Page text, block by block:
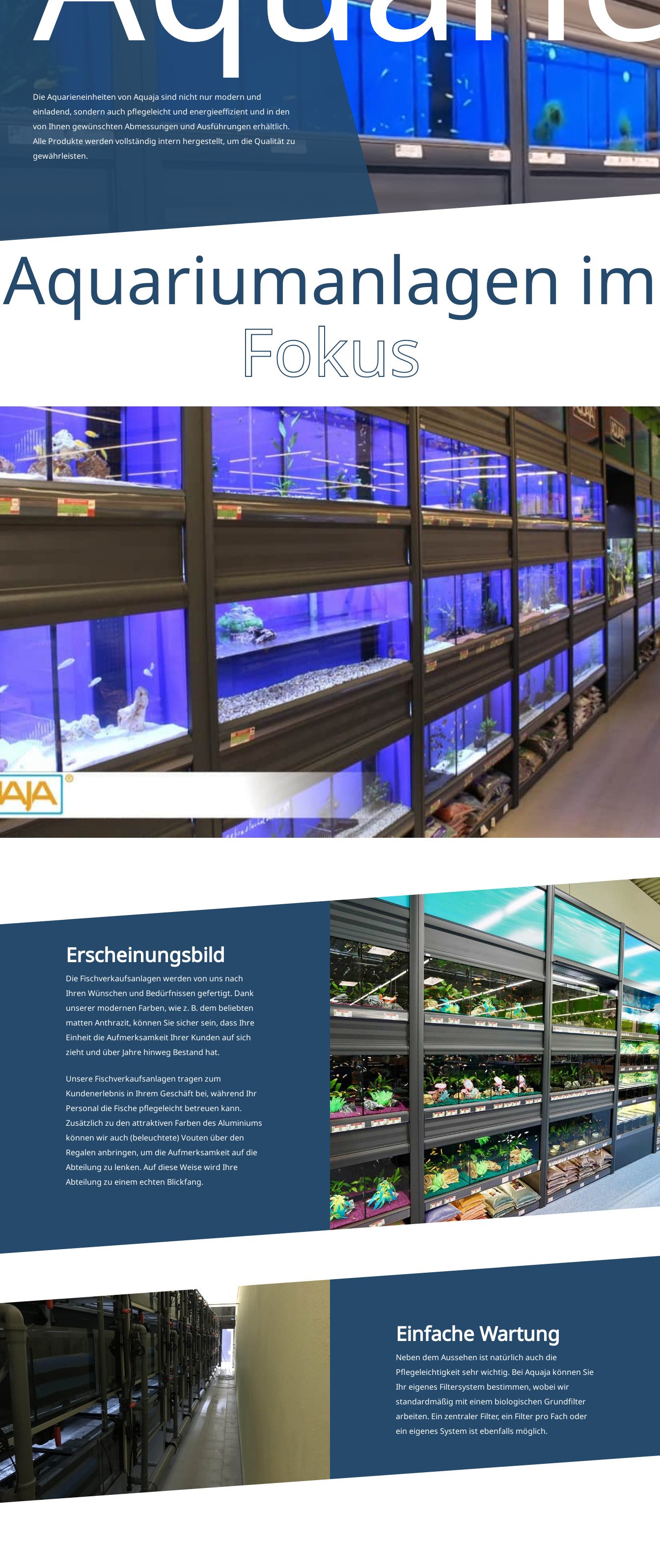
Producten
Volledig Op Maat Gemaakt.
Fischbecken Nagetiere Terrarien
Wartung & Beratung Installation
Die Aquarieneinheiten von Aquaja sind nicht nur modern und
einladend, sondern auch pflegeleicht und energieeffizient und in den
von Ihnen gewünschten Abmessungen und Ausführungen erhältlich.
Alle Produkte werden vollständig intern hergestellt, um die Qualität zu
gewährleisten.
Aquariumanlagen im
Fokus
Erscheinungsbild
Die Fischverkaufsanlagen werden von uns nach
Ihren Wünschen und Bedürfnissen gefertigt. Dank
unserer modernen Farben, wie z. B. dem beliebten
matten Anthrazit, können Sie sicher sein, dass Ihre
Einheit die Aufmerksamkeit Ihrer Kunden auf sich
zieht und über Jahre hinweg Bestand hat.
Unsere Fischverkaufsanlagen tragen zum
Kundenerlebnis in Ihrem Geschäft bei, während Ihr
Personal die Fische pflegeleicht betreuen kann.
Zusätzlich zu den attraktiven Farben des Aluminiums
können wir auch (beleuchtete) Vouten über den
Regalen anbringen, um die Aufmerksamkeit auf die
Abteilung zu lenken. Auf diese Weise wird Ihre
Abteilung zu einem echten Blickfang.
Einfache Wartung
Neben dem Aussehen ist natürlich auch die
Pflegeleichtigkeit sehr wichtig. Bei Aquaja können Sie
Ihr eigenes Filtersystem bestimmen, wobei wir
standardmäßig mit einem biologischen Grundfilter
arbeiten. Ein zentraler Filter, ein Filter pro Fach oder
ein eigenes System ist ebenfalls möglich.